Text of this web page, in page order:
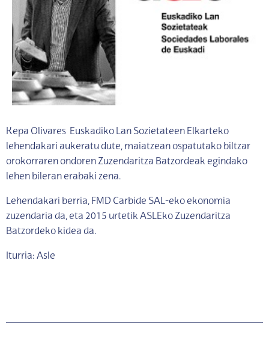
Kepa Olivares Euskadiko Lan Sozietateen Elkarteko
lehendakari aukeratu dute, maiatzean ospatutako biltzar
orokorraren ondoren Zuzendaritza Batzordeak egindako
lehen bileran erabaki zena.
Lehendakari berria, FMD Carbide SAL-eko ekonomia
zuzendaria da, eta 2015 urtetik ASLEko Zuzendaritza
Batzordeko kidea da.
Iturria: Asle